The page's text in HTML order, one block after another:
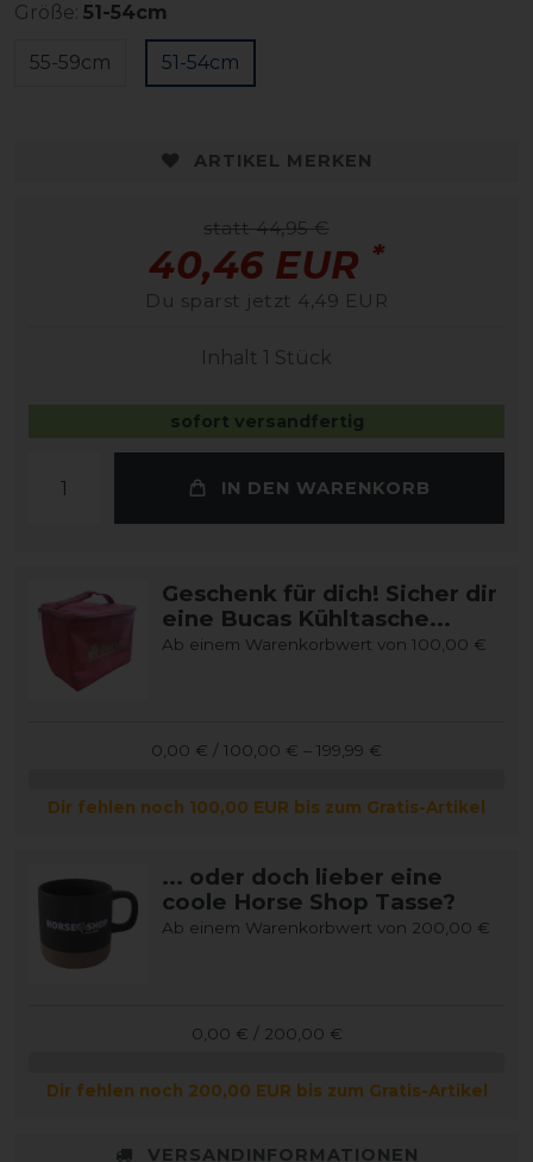
Größe: 51-54cm
55-59cm 51-54cm
ARTIKEL MERKEN
statt 44,95 €
40,46 EUR *
Du sparst jetzt 4,49 EUR
Inhalt 1 Stück
sofort versandfertig
IN DEN WARENKORB
Geschenk für dich! Sicher dir
eine Bucas Kühltasche...
Ab einem Warenkorbwert von 100,00 €
0,00 € / 100,00 € – 199,99 €
Dir fehlen noch 100,00 EUR bis zum Gratis-Artikel
... oder doch lieber eine
coole Horse Shop Tasse?
Ab einem Warenkorbwert von 200,00 €
0,00 € / 200,00 €
Dir fehlen noch 200,00 EUR bis zum Gratis-Artikel
VERSANDINFORMATIONEN